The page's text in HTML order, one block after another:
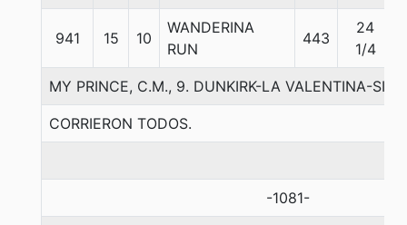
941 15 10
WANDERINA
RUN
443
24
1/4
MY PRINCE, C.M., 9. DUNKIRK-LA VALENTINA-SIR
CORRIERON TODOS.
-1081-